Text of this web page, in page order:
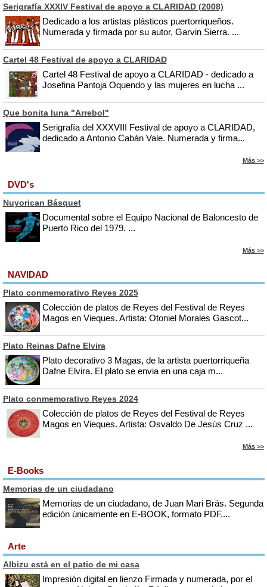
Serigrafía XXXIV Festival de apoyo a CLARIDAD (2008)
Dedicado a los artistas plásticos puertorriqueños.
Numerada y firmada por su autor, Garvin Sierra. ...
Cartel 48 Festival de apoyo a CLARIDAD
Cartel 48 Festival de apoyo a CLARIDAD - dedicado a
Josefina Pantoja Oquendo y las mujeres en lucha ...
Que bonita luna "Arrebol"
Serigrafía del XXXVIII Festival de apoyo a CLARIDAD,
dedicado a Antonio Cabán Vale. Numerada y firma...
Más >>
DVD's
Nuyorican Básquet
Documental sobre el Equipo Nacional de Baloncesto de
Puerto Rico del 1979. ...
Más >>
NAVIDAD
Plato conmemorativo Reyes 2025
Colección de platos de Reyes del Festival de Reyes
Magos en Vieques. Artista: Otoniel Morales Gascot...
Plato Reinas Dafne Elvira
Plato decorativo 3 Magas, de la artista puertorriqueña
Dafne Elvira. El plato se envia en una caja m...
Plato conmemorativo Reyes 2024
Colección de platos de Reyes del Festival de Reyes
Magos en Vieques. Artista: Osvaldo De Jesús Cruz ...
Más >>
E-Books
Memorias de un ciudadano
Memorias de un ciudadano, de Juan Mari Brás. Segunda
edición únicamente en E-BOOK, formato PDF....
Arte
Albizu está en el patio de mi casa
Impresión digital en lienzo Firmada y numerada, por el